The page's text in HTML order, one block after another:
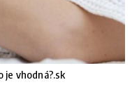
je vhodná?.sk